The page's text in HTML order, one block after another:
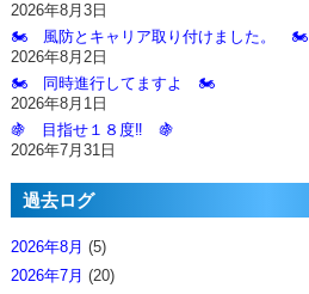
2026年8月3日
🏍️ 風防とキャリア取り付けました。 🏍️
2026年8月2日
🏍️ 同時進行してますよ 🏍️
2026年8月1日
🍇 目指せ１８度‼️ 🍇
2026年7月31日
過去ログ
2026年8月 (5)
2026年7月 (20)